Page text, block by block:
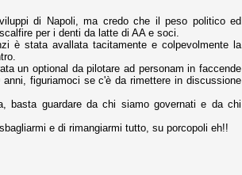
di Napoli, ma credo che il peso politico ed
per i denti da latte di AA e soci.
è stata avallata tacitamente e colpevolmente la
un optional da pilotare ad personam in faccende
figuriamoci se c'è da rimettere in discussione
basta guardare da chi siamo governati e da chi
e di rimangiarmi tutto, su porcopoli eh!!
il
altro.
di amici
al limite
del
e la